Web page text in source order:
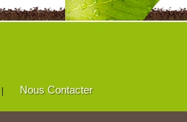
| Nous Contacter